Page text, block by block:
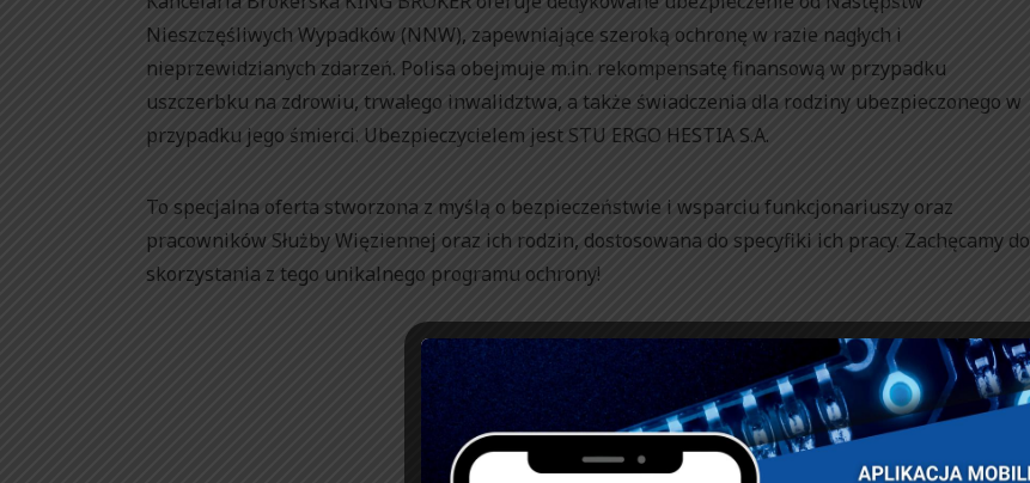
Nieszczęśliwych Wypadków (NNW), zapewniające szeroką ochronę w razie nagłych i
nieprzewidzianych zdarzeń. Polisa obejmuje m.in. rekompensatę finansową w przypadku
uszczerbku na zdrowiu, trwałego inwalidztwa, a także świadczenia dla rodziny ubezpieczonego w
przypadku jego śmierci. Ubezpieczycielem jest STU ERGO HESTIA S.A.
To specjalna oferta stworzona z myślą o bezpieczeństwie i wsparciu funkcjonariuszy oraz
pracowników Służby Więziennej oraz ich rodzin, dostosowana do specyfiki ich pracy. Zachęcamy do
skorzystania z tego unikalnego programu ochrony!